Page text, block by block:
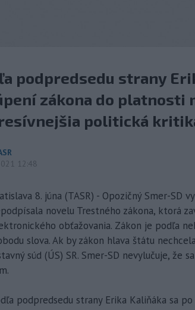
podpredsedu strany
zákona do platnosti
politická
12:48
8. júna (TASR) - Opozičný Smer-SD
novelu Trestného zákona, ktorá
obťažovania. Zákon je podľa
slova. Ak by zákon hlava štátu
súd (ÚS) SR. Smer-SD nevylučuje, že
podpredsedu strany Erika Kaliňáka sa